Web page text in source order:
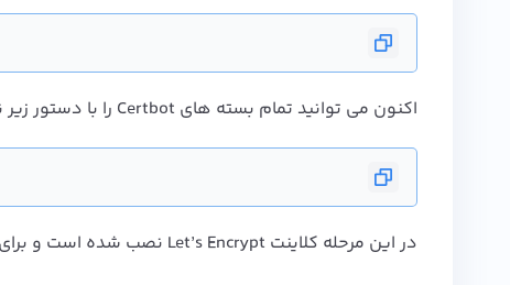
اکنون می توانید تمام بسته های Certbot را با دستور زیر نصب کنید:
در این مرحله کلاینت Let’s Encrypt نصب شده است و برای دریافت مجوز ها باید ابتدا تنظیمات فایروال خود را به روز رسانی کنید.